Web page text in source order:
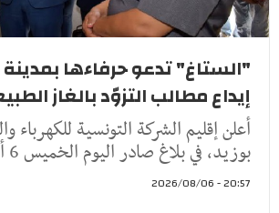
"الستاغ" تدعو حرفاءها
إيداع مطالب التزوّد بالغاز
أعلن إقليم الشركة التونسية للكهرباء
بوزيد، في بلاغ صادر اليوم الخميس 6 أوت، 2026 إل
20:57 - 2026/08/06